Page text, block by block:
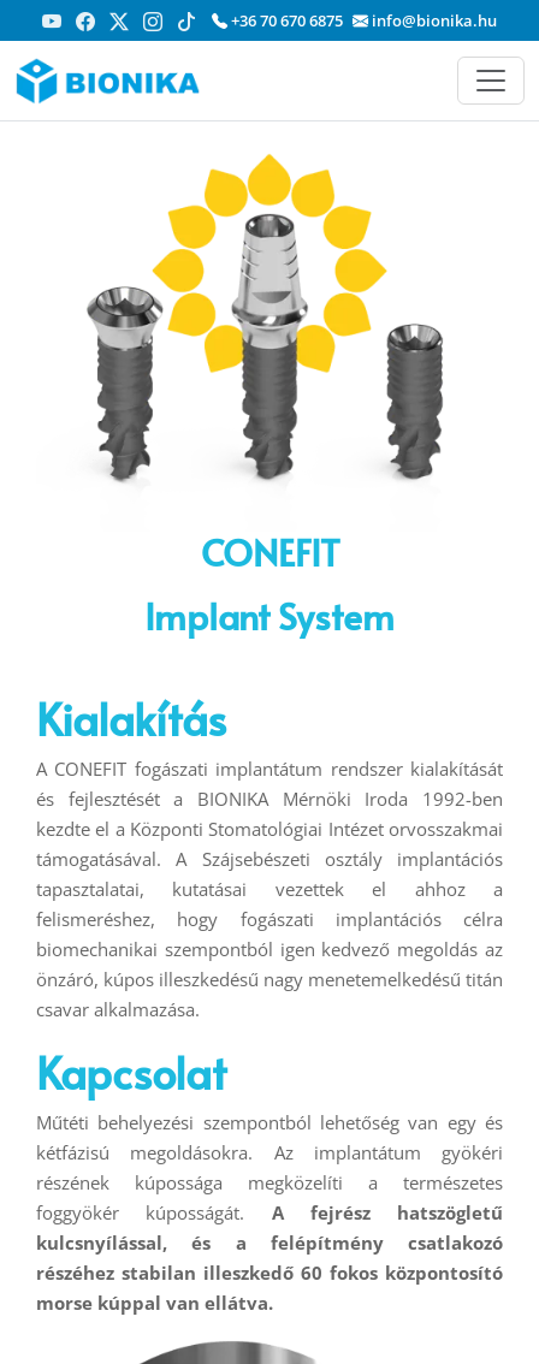
+36 70 670 6875 info@bionika.hu
CONEFIT
Implant System
Kialakítás
A CONEFIT fogászati implantátum rendszer kialakítását
és fejlesztését a BIONIKA Mérnöki Iroda 1992-ben
kezdte el a Központi Stomatológiai Intézet orvosszakmai
támogatásával. A Szájsebészeti osztály implantációs
tapasztalatai, kutatásai vezettek el ahhoz a
felismeréshez, hogy fogászati implantációs célra
biomechanikai szempontból igen kedvező megoldás az
önzáró, kúpos illeszkedésű nagy menetemelkedésű titán
csavar alkalmazása.
Kapcsolat
Műtéti behelyezési szempontból lehetőség van egy és
kétfázisú megoldásokra. Az implantátum gyökéri
részének kúpossága megközelíti a természetes
foggyökér kúposságát. A fejrész hatszögletű
kulcsnyílással, és a felépítmény csatlakozó
részéhez stabilan illeszkedő 60 fokos központosító
morse kúppal van ellátva.